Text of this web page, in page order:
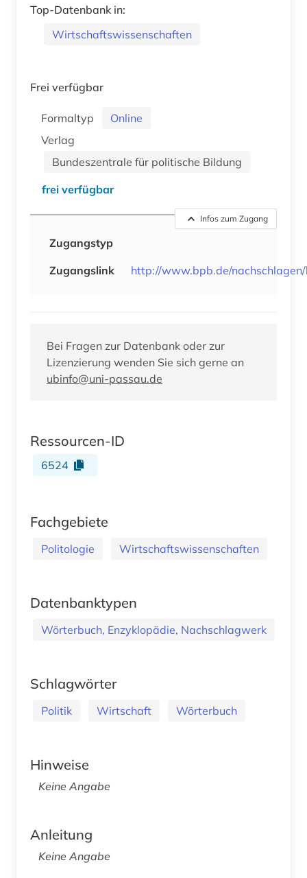
Top-Datenbank in:
Wirtschaftswissenschaften
Frei verfügbar
Formaltyp
Online
Verlag
Bundeszentrale für politische Bildung
frei verfügbar
Infos zum Zugang
Zugangstyp
Zugangslink
http://www.bpb.de/
Bei Fragen zur Datenbank oder zur
Lizenzierung wenden Sie sich gerne an
ubinfo@uni-passau.de
Ressourcen-ID
6524
Fachgebiete
Politologie Wirtschaftswissenschaften
Datenbanktypen
Wörterbuch, Enzyklopädie, Nachschlagwerk
Schlagwörter
Politik Wirtschaft Wörterbuch
Hinweise
Keine Angabe
Anleitung
Keine Angabe